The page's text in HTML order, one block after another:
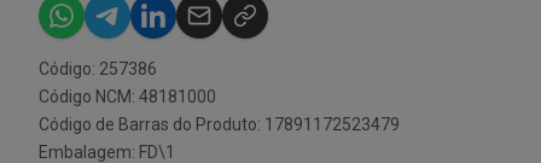
Código: 257386
Código NCM: 48181000
Código de Barras do Produto: 17891172523479
Embalagem: FD\1